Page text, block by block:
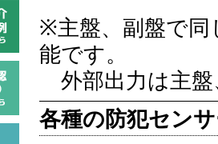
※主盤、副盤で
能です。
外部出力は主
各種の防犯セン